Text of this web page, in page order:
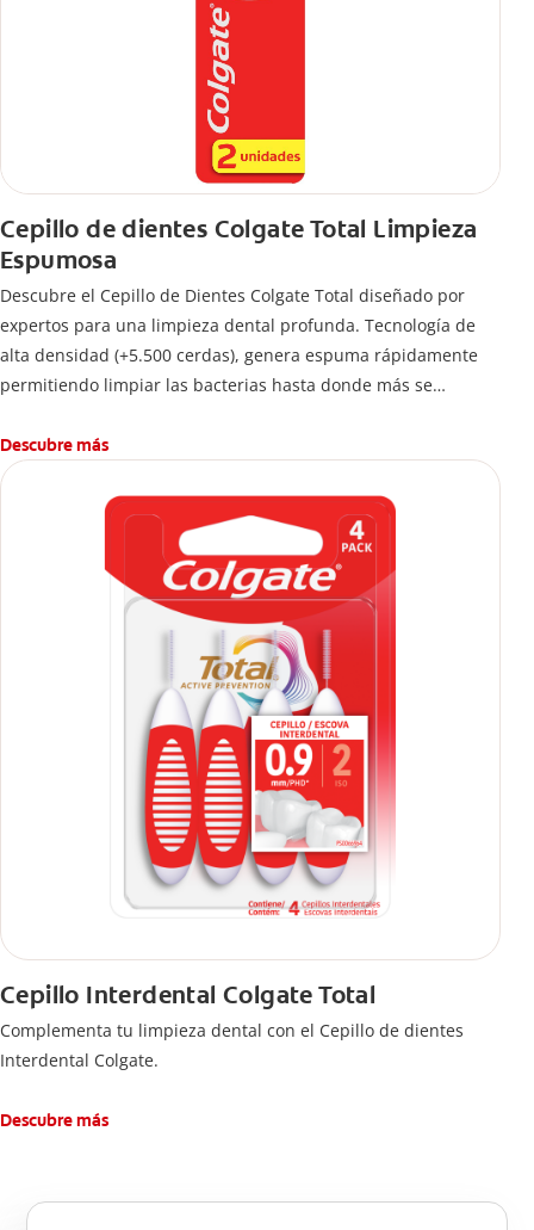
Cepillo de dientes Colgate Total Limpieza
Espumosa
Descubre el Cepillo de Dientes Colgate Total diseñado por
expertos para una limpieza dental profunda. Tecnología de
alta densidad (+5.500 cerdas), genera espuma rápidamente
permitiendo limpiar las bacterias hasta donde más se
Descubre más
Cepillo Interdental Colgate Total
Complementa tu limpieza dental con el Cepillo de dientes
Interdental Colgate.
Descubre más